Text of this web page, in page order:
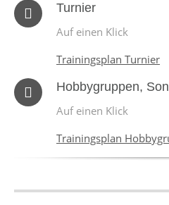
Turnier
Auf einen Klick
Trainingsplan Turnier
Hobbygruppen,
Auf einen Klick
Trainingsplan